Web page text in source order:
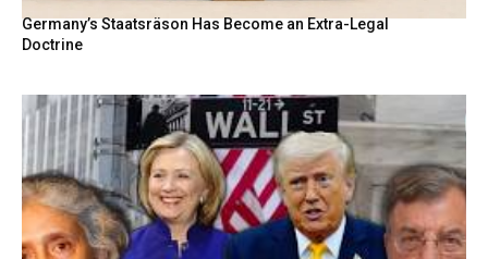
Germany’s Staatsräson Has Become an Extra-Legal
Doctrine